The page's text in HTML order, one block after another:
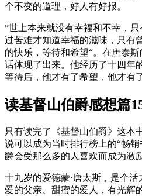
个不变的道理，好人有好报。
”世上本来就没有幸福和不幸，
过苦难才知道幸福的滋味，只有
的快乐，等待和希望“。在唐泰
话体现了出来。他经历了十四年
等待后，他才有了希望，他才有
读基督山伯爵感想篇
只有读完了《基督山伯爵》这本
说可以成为当时排行榜上的“畅
爵会受那么多的人喜欢而成为激
十九岁的爱德蒙·唐太斯，是个
爱的父亲、甜蜜的爱人，有光辉